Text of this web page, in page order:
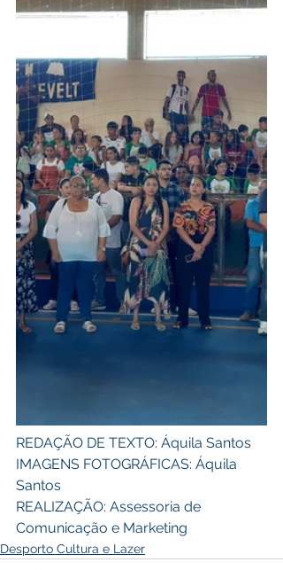
REDAÇÃO DE TEXTO: Áquila Santos
IMAGENS FOTOGRÁFICAS: Áquila
Santos
REALIZAÇÃO: Assessoria de
Comunicação e Marketing
Desporto Cultura e Lazer